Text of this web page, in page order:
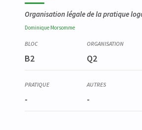
Organisation légale de la pratique
Dominique Morsomme
B2 Q2
- -